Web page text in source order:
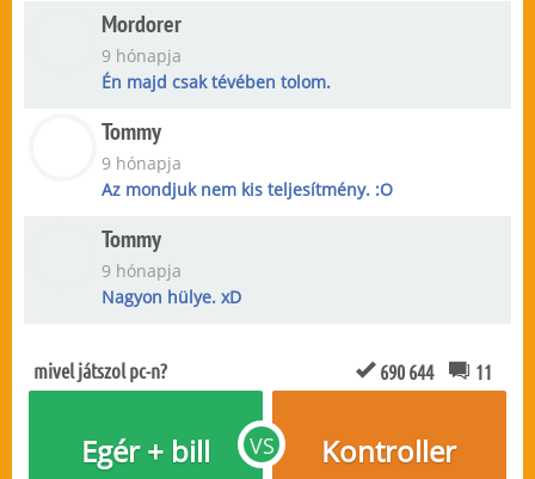
Mordorer
9 hónapja
Én majd csak tévében tolom.
Tommy
9 hónapja
Az mondjuk nem kis teljesítmény. :O
Tommy
9 hónapja
Nagyon hülye. xD
mivel játszol pc-n? 690 644 11
VS
Egér + bill Kontroller